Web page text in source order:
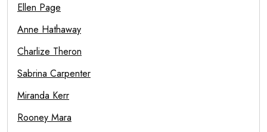
Ellen Page
Anne Hathaway
Charlize Theron
Sabrina Carpenter
Miranda Kerr
Rooney Mara